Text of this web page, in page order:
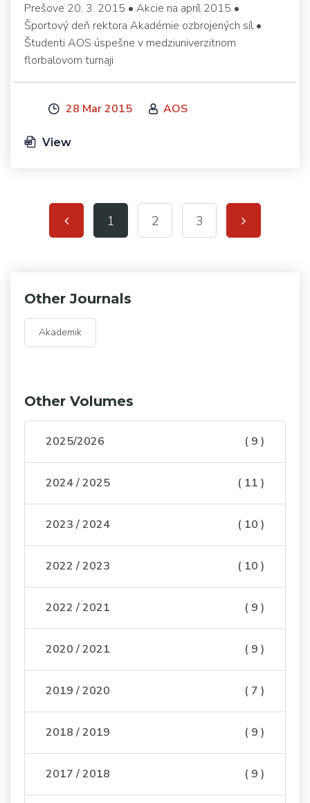
Prešove 20. 3. 2015 • Akcie na apríl 2015 •
Športový deň rektora Akadémie ozbrojených síl •
Študenti AOS úspešne v medziuniverzitnom
florbalovom turnaji
28 Mar 2015 AOS
View
1 2 3
Other Journals
Akademik
Other Volumes
2025/2026 ( 9 )
2024 / 2025 ( 11 )
2023 / 2024 ( 10 )
2022 / 2023 ( 10 )
2022 / 2021 ( 9 )
2020 / 2021 ( 9 )
2019 / 2020 ( 7 )
2018 / 2019 ( 9 )
2017 / 2018 ( 9 )